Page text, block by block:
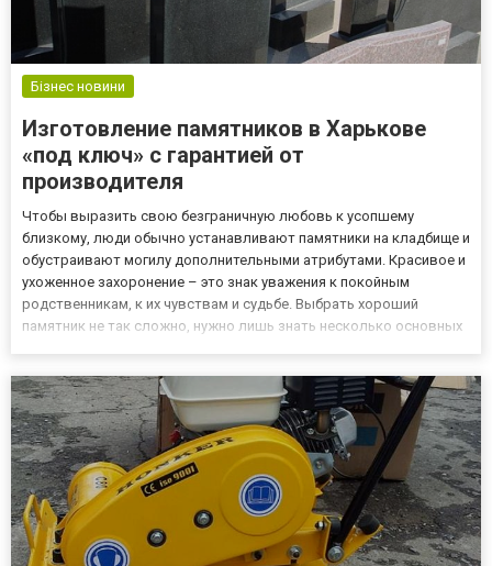
Бізнес новини
Изготовление памятников в Харькове
«под ключ» с гарантией от
производителя
Чтобы выразить свою безграничную любовь к усопшему
близкому, люди обычно устанавливают памятники на кладбище и
обустраивают могилу дополнительными атрибутами. Красивое и
ухоженное захоронение – это знак уважения к покойным
родственникам, к их чувствам и судьбе. Выбрать хороший
памятник не так сложно, нужно лишь знать несколько основных
производитель...